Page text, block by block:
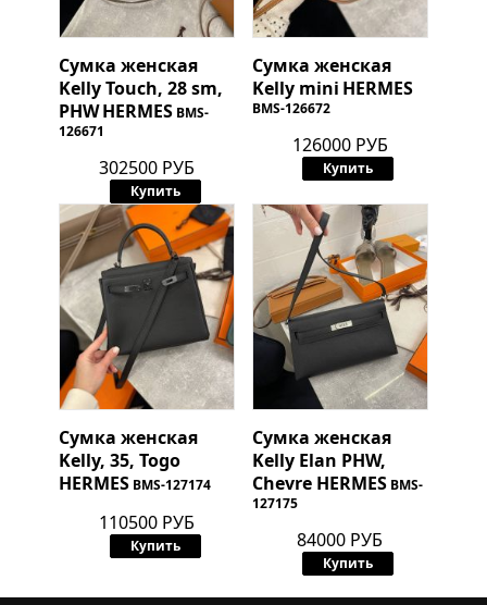
Сумка женская
Kelly Touch, 28 sm,
PHWHERMES BMS-
126671
302500 РУБ
Купить
Сумка женская
Kelly mini HERMES
BMS-126672
126000 РУБ
Купить
Сумка женская
Kelly, 35, Togo
HERMES BMS-127174
110500 РУБ
Купить
Сумка женская
Kelly Elan PHW,
Chevre HERMES BMS-
127175
84000 РУБ
Купить